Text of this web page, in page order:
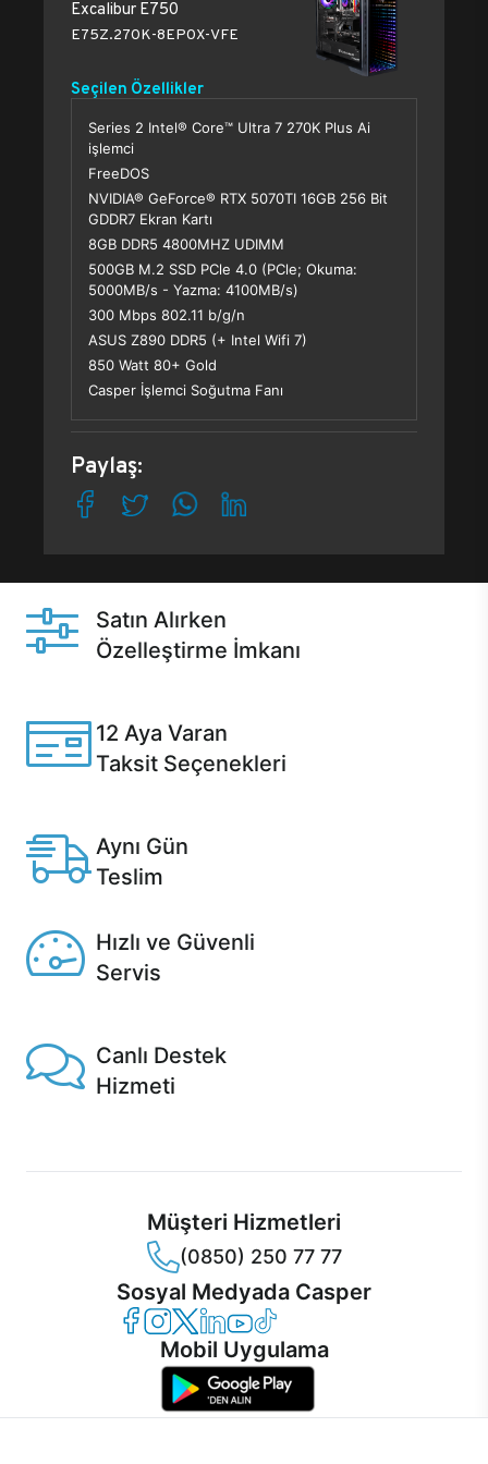
Excalibur E750
E75Z.270K-8EP0X-VFE
Seçilen Özellikler
Series 2 Intel® Core™ Ultra 7 270K Plus Ai
işlemci
FreeDOS
NVIDIA® GeForce® RTX 5070TI 16GB 256 Bit
GDDR7 Ekran Kartı
8GB DDR5 4800MHZ UDIMM
500GB M.2 SSD PCle 4.0 (PCle; Okuma:
5000MB/s - Yazma: 4100MB/s)
300 Mbps 802.11 b/g/n
ASUS Z890 DDR5 (+ Intel Wifi 7)
850 Watt 80+ Gold
Casper İşlemci Soğutma Fanı
Paylaş:
Satın Alırken
Özelleştirme İmkanı
12 Aya Varan
Taksit Seçenekleri
Aynı Gün
Teslim
Hızlı ve Güvenli
Servis
Canlı Destek
Hizmeti
Müşteri Hizmetleri
(0850) 250 77 77
Sosyal Medyada Casper
Casper Facebook
Casper Instagram
Casper Twitter
Casper LinkedIn
Casper YouTube
Casper TikTok
Mobil Uygulama